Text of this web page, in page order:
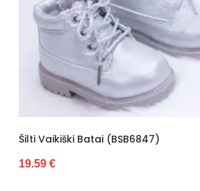
Kategorija Moterims
Valdiklis -
Būklė Nauja